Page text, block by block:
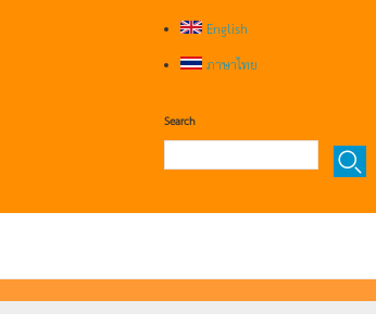
English
ภาษาไทย
Search